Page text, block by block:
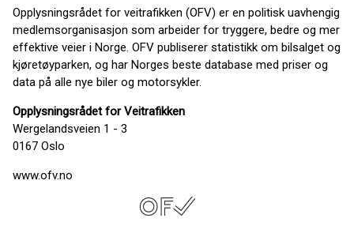
Opplysningsrådet for veitrafikken (OFV) er en politisk uavhengig
medlemsorganisasjon som arbeider for tryggere, bedre og mer
effektive veier i Norge. OFV publiserer statistikk om bilsalget og
kjøretøyparken, og har Norges beste database med priser og
data på alle nye biler og motorsykler.
Opplysningsrådet for Veitrafikken
Wergelandsveien 1 - 3
0167 Oslo
www.ofv.no